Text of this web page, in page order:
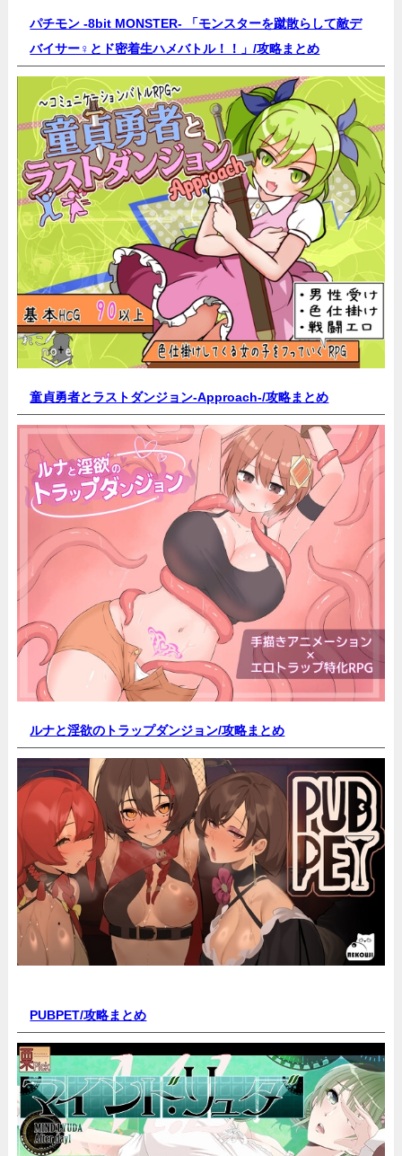
パチモン -8bit MONSTER- 「モンスターを蹴散らして敵デ
バイサー♀とド密着生ハメバトル！！」/攻略まとめ
童貞勇者とラストダンジョン-Approach-/攻略まとめ
ルナと淫欲のトラップダンジョン/攻略まとめ
PUBPET/攻略まとめ